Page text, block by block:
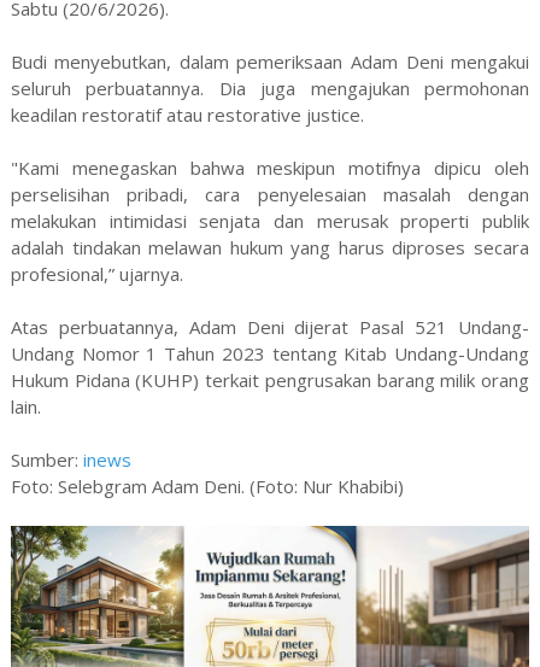
Sabtu (20/6/2026).
Budi menyebutkan, dalam pemeriksaan Adam Deni mengakui
seluruh perbuatannya. Dia juga mengajukan permohonan
keadilan restoratif atau restorative justice.
"Kami menegaskan bahwa meskipun motifnya dipicu oleh
perselisihan pribadi, cara penyelesaian masalah dengan
melakukan intimidasi senjata dan merusak properti publik
adalah tindakan melawan hukum yang harus diproses secara
profesional,” ujarnya.
Atas perbuatannya, Adam Deni dijerat Pasal 521 Undang-
Undang Nomor 1 Tahun 2023 tentang Kitab Undang-Undang
Hukum Pidana (KUHP) terkait pengrusakan barang milik orang
lain.
Sumber: inews
Foto: Selebgram Adam Deni. (Foto: Nur Khabibi)